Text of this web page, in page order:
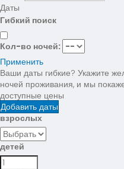
Даты
Гибкий поиск
Кол-во ночей:
Применить
Ваши даты гибкие? Укажите
ночей проживания, и мы
доступные цены
Добавить даты
взрослых
детей